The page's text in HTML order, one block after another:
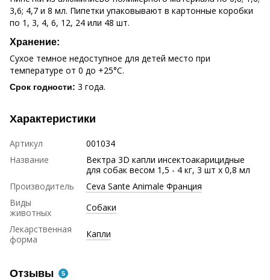
3,6; 4,7 и 8 мл. Пипетки упаковывают в картонные коробки
по 1, 3, 4, 6, 12, 24 или 48 шт.
Хранение:
Сухое темное недоступное для детей место при
температуре от 0 до +25°С.
Срок годности: 3 года.
Характеристики
Артикул
001034
Название
Вектра 3D капли инсектоакарицидные
для собак весом 1,5 - 4 кг, 3 шт х 0,8 мл
Производитель
Ceva Sante Animale Франция
Виды
животных
Собаки
Лекарственная
форма
Капли
Отзывы 5